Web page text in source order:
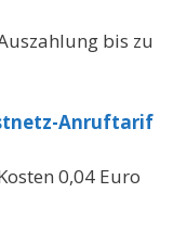
bis zu
Anruftarif
0,04 Euro